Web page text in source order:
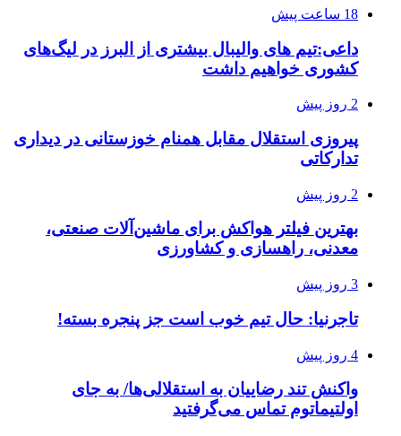
18 ساعت پیش
داعی:تیم های والیبال بیشتری از البرز در لیگ‌های
کشوری خواهیم داشت
2 روز پیش
پیروزی استقلال مقابل همنام خوزستانی در دیداری
تدارکاتی
2 روز پیش
بهترین فیلتر هواکش برای ماشین‌آلات صنعتی،
معدنی، راهسازی و کشاورزی
3 روز پیش
تاجرنیا: حال تیم خوب است جز پنجره بسته!
4 روز پیش
واکنش تند رضاییان به استقلالی‌ها/ به جای
اولتیماتوم تماس می‌گرفتید